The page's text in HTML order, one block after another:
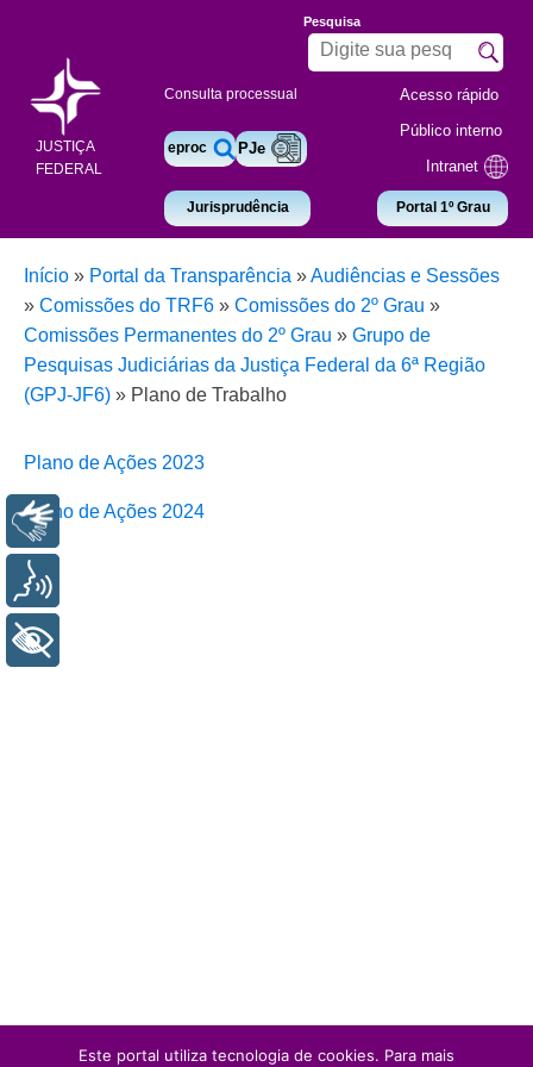
JUSTIÇA
FEDERAL
Consulta processual
eproc PJe
Jurisprudência
Pesquisa
Acesso rápido
Público interno
Intranet
Portal 1º Grau
Início » Portal da Transparência »Audiências e Sessões
» Comissões do TRF6 » Comissões do 2º Grau »
Comissões Permanentes do 2º Grau » Grupo de
Pesquisas Judiciárias da Justiça Federal da 6ª Região
(GPJ-JF6) » Plano de Trabalho
Plano de Ações 2023
Plano de Ações 2024
Este portal utiliza tecnologia de cookies. Para mais
Libras